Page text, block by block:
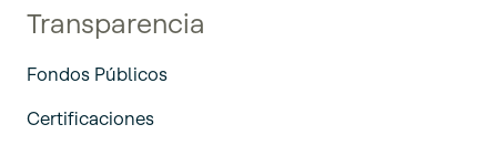
Transparencia
Fondos Públicos
Certificaciones